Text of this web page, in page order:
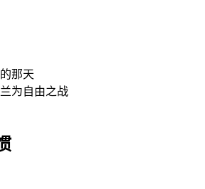
那天
为自由之战